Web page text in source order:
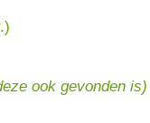
ook gevonden is)